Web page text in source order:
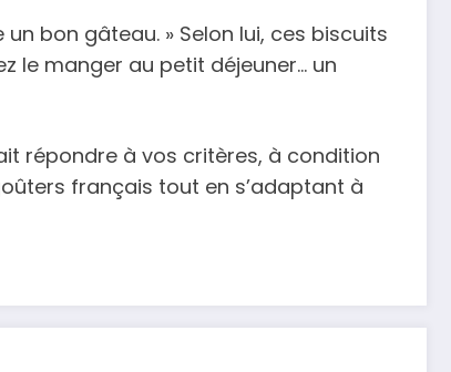
bon gâteau. » Selon lui, ces biscuits
le manger au petit déjeuner… un
répondre à vos critères, à condition
français tout en s’adaptant à